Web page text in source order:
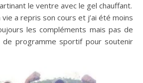
le ventre avec le gel chauffant.
a repris son cours et j’ai été moins
les compléments mais pas de
de programme sportif pour soutenir